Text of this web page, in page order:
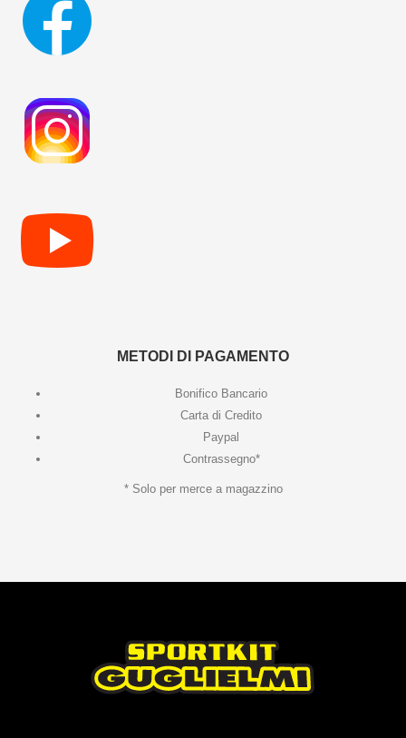
METODI DI PAGAMENTO
Bonifico Bancario
Carta di Credito
Paypal
Contrassegno*
* Solo per merce a magazzino